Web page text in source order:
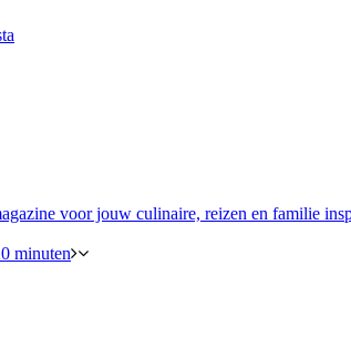
voor jouw culinaire, reizen en familie
minuten